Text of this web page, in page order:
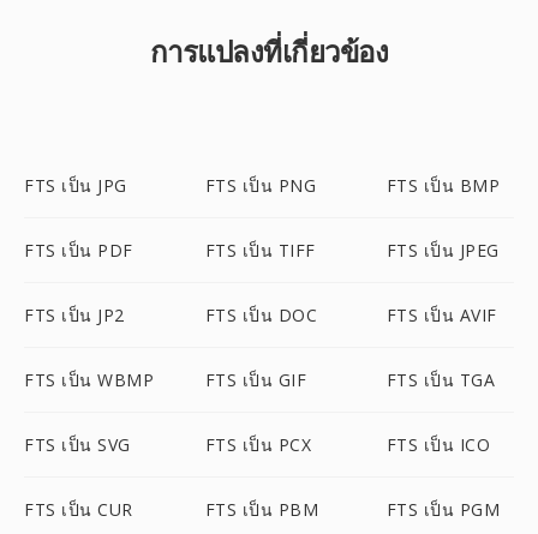
การแปลงที่เกี่ยวข้อง
FTS เป็น JPG FTS เป็น PNG FTS เป็น BMP
FTS เป็น PDF FTS เป็น TIFF FTS เป็น JPEG
FTS เป็น JP2 FTS เป็น DOC FTS เป็น AVIF
FTS เป็น WBMP FTS เป็น GIF FTS เป็น TGA
FTS เป็น SVG FTS เป็น PCX FTS เป็น ICO
FTS เป็น CUR FTS เป็น PBM FTS เป็น PGM